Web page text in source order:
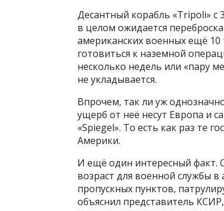
Десантный корабль «Tripoli» с
в целом ожидается
американских военных ещё 10
готовиться к наземной
несколько недель или «пару
не укладывается.
Впрочем, так ли уж
ущерб от неё несут Европа и
«Spiegel». То есть как раз те
Америки.
И ещё один интересный факт.
возраст для военной службы
пропускных пунктов,
объяснил представитель